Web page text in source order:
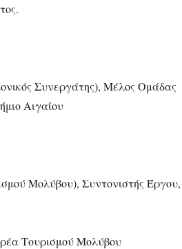
Συνεργάτης), Μέλος Ομάδας
Αιγαίου
Μολύβου), Συντονιστής Έργου,
Τουρισμού Μολύβου